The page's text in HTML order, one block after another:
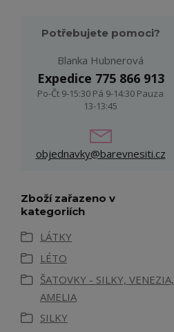
Potřebujete pomoci?
Blanka Hubnerová
Expedice 775 866 913
Po-Čt 9-15:30 Pá 9-14:30 Pauza
13-13:45
objednavky@barevnesiti.cz
Zboží zařazeno v
kategoriích
LÁTKY
LÉTO
ŠATOVKY - SILKY, VENEZIA,
AMELIA
SILKY